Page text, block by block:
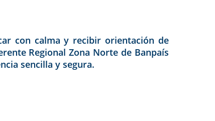
con calma y recibir orientación de
Regional Zona Norte de Banpaís
sencilla y segura.